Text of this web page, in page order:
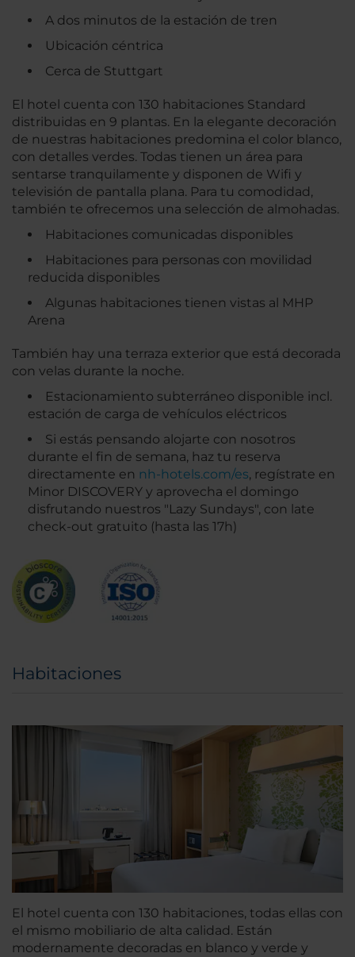
A dos minutos de la estación de tren
Ubicación céntrica
Cerca de Stuttgart
El hotel cuenta con 130 habitaciones Standard
distribuidas en 9 plantas. En la elegante decoración
de nuestras habitaciones predomina el color blanco,
con detalles verdes. Todas tienen un área para
sentarse tranquilamente y disponen de Wifi y
televisión de pantalla plana. Para tu comodidad,
también te ofrecemos una selección de almohadas.
Habitaciones comunicadas disponibles
Habitaciones para personas con movilidad
reducida disponibles
Algunas habitaciones tienen vistas al MHP
Arena
También hay una terraza exterior que está decorada
con velas durante la noche.
Estacionamiento subterráneo disponible incl.
estación de carga de vehículos eléctricos
Si estás pensando alojarte con nosotros
durante el fin de semana, haz tu reserva
directamente en nh-hotels.com/es, regístrate en
Minor DISCOVERY y aprovecha el domingo
disfrutando nuestros "Lazy Sundays", con late
check-out gratuito (hasta las 17h)
Habitaciones
El hotel cuenta con 130 habitaciones, todas ellas con
el mismo mobiliario de alta calidad. Están
modernamente decoradas en blanco y verde y